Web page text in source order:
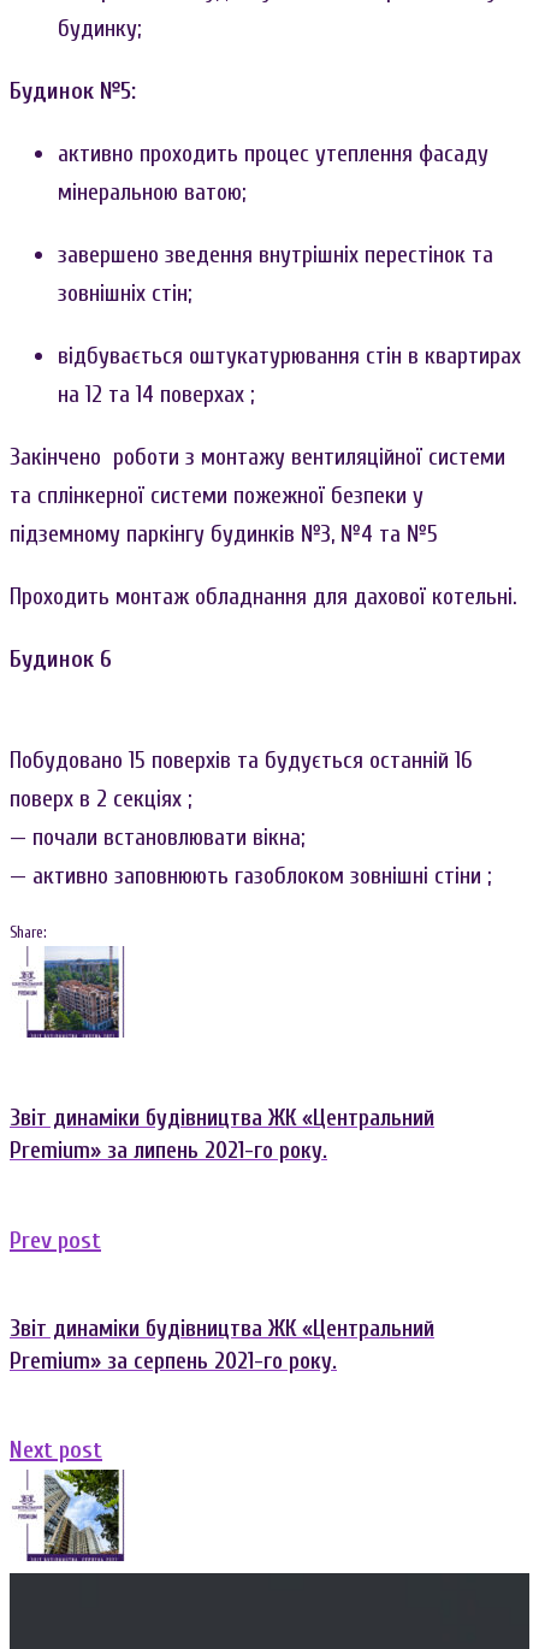
будинку;
Будинок №5:
активно проходить процес утеплення фасаду
мінеральною ватою;
завершено зведення внутрішніх перестінок та
зовнішніх стін;
відбувається оштукатурювання стін в квартирах
на 12 та 14 поверхах ;
Закінчено роботи з монтажу вентиляційної системи
та сплінкерної системи пожежної безпеки у
підземному паркінгу будинків №3, №4 та №5
Проходить монтаж обладнання для дахової котельні.
Будинок 6
Побудовано 15 поверхів та будується останній 16
поверх в 2 секціях ;
— почали встановлювати вікна;
— активно заповнюють газоблоком зовнішні стіни ;
Share:
Facebook
Twitter
Google+
LinkedIn
Навигация
по
Звіт динаміки будівництва ЖК «Центральний
Premium» за липень 2021-го року.
Prev post
Звіт динаміки будівництва ЖК «Центральний
Premium» за серпень 2021-го року.
Next post
post: